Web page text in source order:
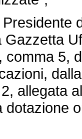
comma 5,
allegata
dotazione